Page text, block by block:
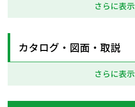
さらに表示
カタログ・図面・取説
さらに表示